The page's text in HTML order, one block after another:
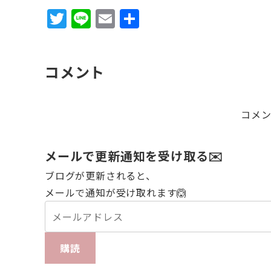
T
w
te
Li
n
E
m
コメント
コメ
メールで更新通知を受け取る✉️
ブログが更新されると、
メールで通知が受け取れます🙆
購読